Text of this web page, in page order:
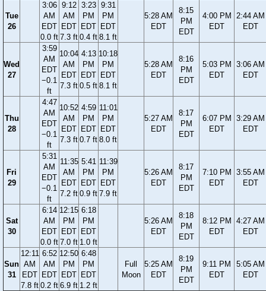
Tue
26
3:06
AM
EDT
0.0 ft
9:12
AM
EDT
7.3 ft
3:23
PM
EDT
0.4 ft
9:31
PM
EDT
8.1 ft
5:28 AM
EDT
8:15
PM
EDT
4:00 PM
EDT
2:44 AM
EDT
Wed
27
3:59
AM
EDT
−0.1
ft
10:04
AM
EDT
7.3 ft
4:13
PM
EDT
0.5 ft
10:18
PM
EDT
8.1 ft
5:28 AM
EDT
8:16
PM
EDT
5:03 PM
EDT
3:06 AM
EDT
Thu
28
4:47
AM
EDT
−0.1
ft
10:52
AM
EDT
7.3 ft
4:59
PM
EDT
0.7 ft
11:01
PM
EDT
8.0 ft
5:27 AM
EDT
8:17
PM
EDT
6:07 PM
EDT
3:29 AM
EDT
Fri
29
5:31
AM
EDT
−0.1
ft
11:35
AM
EDT
7.2 ft
5:41
PM
EDT
0.9 ft
11:39
PM
EDT
7.9 ft
5:26 AM
EDT
8:17
PM
EDT
7:10 PM
EDT
3:55 AM
EDT
Sat
30
6:14
AM
EDT
0.0 ft
12:15
PM
EDT
7.0 ft
6:18
PM
EDT
1.0 ft
5:26 AM
EDT
8:18
PM
EDT
8:12 PM
EDT
4:27 AM
EDT
Sun
31
12:11
AM
EDT
7.8 ft
6:52
AM
EDT
0.2 ft
12:50
PM
EDT
6.9 ft
6:48
PM
EDT
1.2 ft
Full
Moon
5:25 AM
EDT
8:19
PM
EDT
9:11 PM
EDT
5:05 AM
EDT